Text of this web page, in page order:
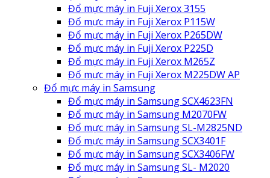
Đổ mực máy in Fuji Xerox 3155
Đổ mực máy in Fuji Xerox P115W
Đổ mực máy in Fuji Xerox P265DW
Đổ mực máy in Fuji Xerox P225D
Đổ mực máy in Fuji Xerox M265Z
Đổ mực máy in Fuji Xerox M225DW AP
Đổ mực máy in Samsung
Đổ mực máy in Samsung SCX4623FN
Đổ mực máy in Samsung M2070FW
Đổ mực máy in Samsung SL-M2825ND
Đổ mực máy in Samsung SCX3401F
Đổ mực máy in Samsung SCX3406FW
Đổ mực máy in Samsung SL- M2020